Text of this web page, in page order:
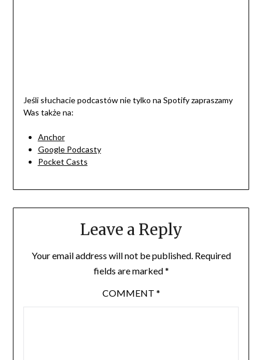
Jeśli słuchacie podcastów nie tylko na Spotify zapraszamy
Was także na:
Anchor
Google Podcasty
Pocket Casts
Leave a Reply
Your email address will not be published. Required
fields are marked*
COMMENT *